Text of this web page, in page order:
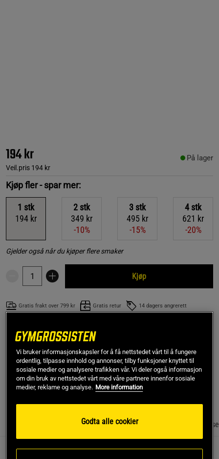
194 kr
Veil.pris 194 kr
På lager
Kjøp fler - spar mer:
1 stk
194 kr
2 stk
349 kr
-10%
3 stk
495 kr
-15%
4 stk
621 kr
-20%
Gjelder også når du kjøper flere smaker
Kjøp
Gratis frakt over 799 kr Gratis retur 14 dagers angrerett
SKU #560033| EAN7350116311402
Vitamin C Pureway-C® er et kosttilskudd fra Pureness med
hele 800 mg vitamin C per kapsel. Med Pureness sin egen
formel Pureway-C®. En pakke varer i 60 dager.
Les mer
Anmeldelser Næringsinformasjon &
Vi bruker informasjonskapsler for å få nettstedet vårt til å fungere
ordentlig, tilpasse innhold og annonser, tilby funksjoner knyttet til
sosiale medier og analysere trafikken vår. Vi deler også informasjon
om din bruk av nettstedet vårt med våre partnere innenfor sosiale
medier, reklame og analyse. More information
Godta alle cookier